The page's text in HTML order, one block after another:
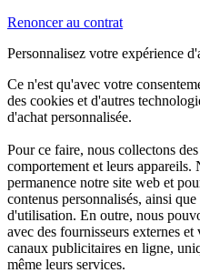
Renoncer au contrat
Personnalisez votre expérience
Ce n'est qu'avec votre
des cookies et d'autres
d'achat personnalisée.
Pour ce faire, nous collectons
comportement et leurs
permanence notre site web et
contenus personnalisés, ainsi
d'utilisation. En outre, nous
avec des fournisseurs externes
canaux publicitaires en ligne,
même leurs services.